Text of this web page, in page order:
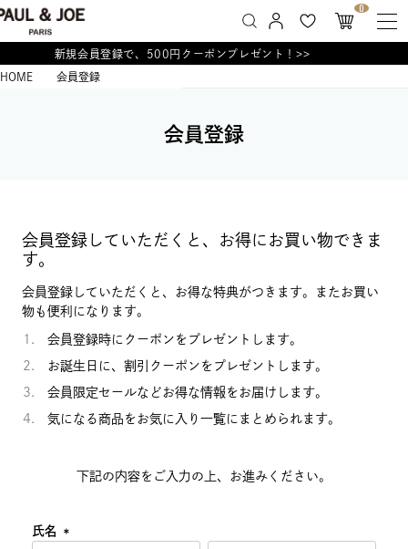
0
新規会員登録で、500円クーポンプレゼント！>>
HOME 会員登録
会員登録
会員登録していただくと、お得にお買い物できま
す。
会員登録していただくと、お得な特典がつきます。またお買い
物も便利になります。
会員登録時にクーポンをプレゼントします。
お誕生日に、割引クーポンをプレゼントします。
会員限定セールなどお得な情報をお届けします。
気になる商品をお気に入り一覧にまとめられます。
下記の内容をご入力の上、お進みください。
氏名